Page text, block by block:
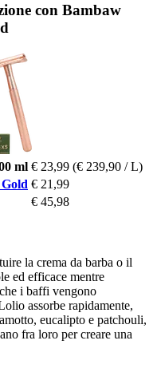
con Bambaw
ml € 23,99 (€ 239,90 / L)
€ 21,99
€ 45,98
la crema da barba o il
ed efficace mentre
i baffi vengono
assorbe rapidamente,
eucalipto e patchouli,
fra loro per creare una